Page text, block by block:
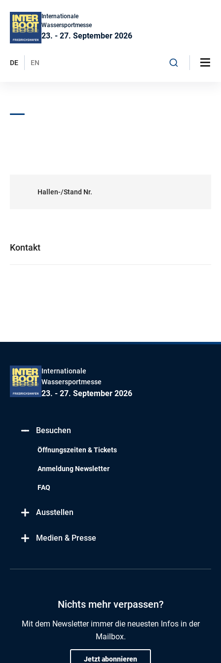
Internationale
Wassersportmesse
23. - 27. September 2026
DE EN
Hallen-/Stand Nr.
Kontakt
Internationale
Wassersportmesse
23. - 27. September 2026
Besuchen
Öffnungszeiten & Tickets
Anmeldung Newsletter
FAQ
Ausstellen
Medien & Presse
Nichts mehr verpassen?
Mit dem Newsletter immer die neuesten Infos in der
Mailbox.
Jetzt abonnieren